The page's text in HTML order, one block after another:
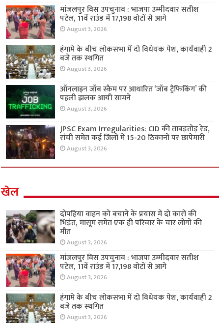
मांजलपुर विस उपचुनाव : भाजपा उम्मीदवार सतीश
पटेल, 11वें राउंड में 17,198 वोटों से आगे
August 3, 2026
हंगामे के बीच लोकसभा में दो विधेयक पेश, कार्यवाही 2
बजे तक स्थगित
August 3, 2026
ऑनलाइन जॉब स्कैम पर आधारित ‘जॉब ट्रैफिकिंग’ की
पहली झलक आयी सामने
August 3, 2026
JPSC Exam Irregularities: CID की ताबड़तोड़ रेड,
रांची समेत कई जिलों में 15-20 ठिकानों पर छापेमारी
August 3, 2026
खेल
दोपहिया वाहन को बचाने के प्रयास में दो कारों की
भिड़ंत, मासूम समेत एक ही परिवार के चार लोगों की
मौत
August 3, 2026
मांजलपुर विस उपचुनाव : भाजपा उम्मीदवार सतीश
पटेल, 11वें राउंड में 17,198 वोटों से आगे
August 3, 2026
हंगामे के बीच लोकसभा में दो विधेयक पेश, कार्यवाही 2
बजे तक स्थगित
August 3, 2026